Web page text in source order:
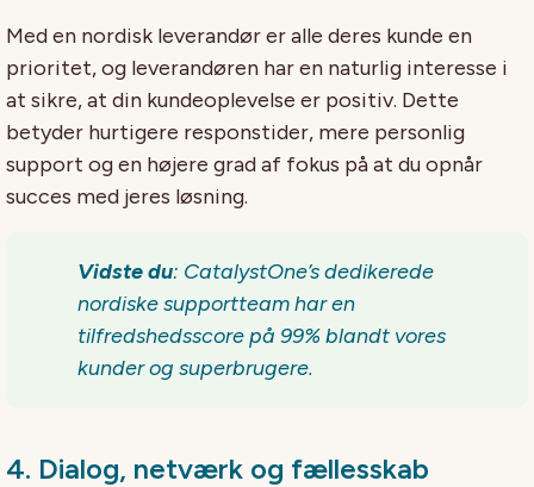
Med en nordisk leverandør er alle deres kunde en
prioritet, og leverandøren har en naturlig interesse i
at sikre, at din kundeoplevelse er positiv. Dette
betyder hurtigere responstider, mere personlig
support og en højere grad af fokus på at du opnår
succes med jeres løsning.
Vidste du: CatalystOne’sdedikerede
nordiske supportteamhar en
tilfredshedsscore på 99%blandt vores
kunder og superbrugere.
4. Dialog, netværk og fællesskab